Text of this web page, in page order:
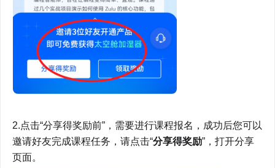
2.点击“分享得奖励前”，需要进行课程报名，成功后您可以
邀请好友完成课程任务，请点击“分享得奖励”，打开分享
页面。